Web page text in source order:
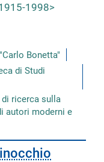
1998>
Bonetta"
di Studi
di ricerca sulla
autori moderni e